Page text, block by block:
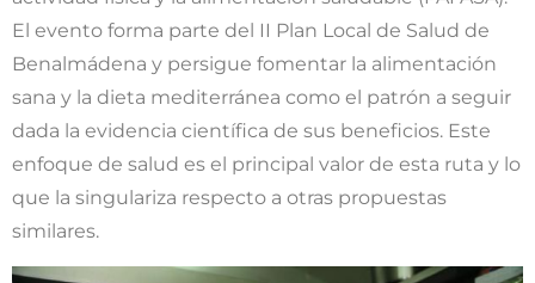
El evento forma parte del II Plan Local de Salud de
Benalmádena y persigue fomentar la alimentación
sana y la dieta mediterránea como el patrón a seguir
dada la evidencia científica de sus beneficios. Este
enfoque de salud es el principal valor de esta ruta y lo
que la singulariza respecto a otras propuestas
similares.